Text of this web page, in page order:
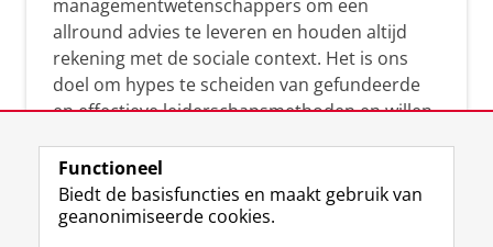
managementwetenschappers om een
allround advies te leveren en houden altijd
rekening met de sociale context. Het is ons
doel om hypes te scheiden van gefundeerde
en effectieve leiderschapsmethoden en willen
manier te reageren op economische en
maatschappelijke kwesties. Samen tillen wij
het leiderschap in uw organisatie naar een
Functioneel
Biedt de basisfuncties en maakt gebruik van
geanonimiseerde cookies.